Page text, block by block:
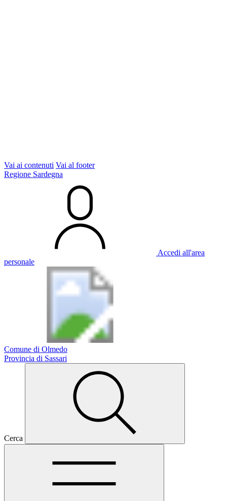
Vai ai contenuti Vai al footer
Regione Sardegna
Accedi all'area
personale
Comune di Olmedo
Provincia di Sassari
Cerca